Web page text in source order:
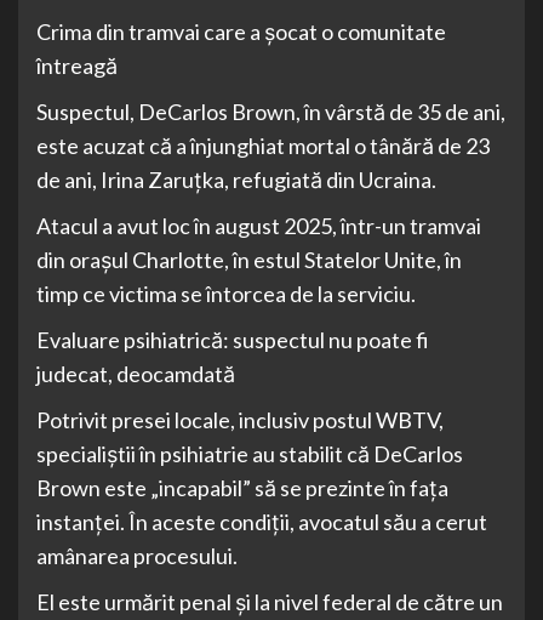
Crima din tramvai care a șocat o comunitate
întreagă
Suspectul, DeCarlos Brown, în vârstă de 35 de ani,
este acuzat că a înjunghiat mortal o tânără de 23
de ani, Irina Zaruţka, refugiată din Ucraina.
Atacul a avut loc în august 2025, într-un tramvai
din orașul Charlotte, în estul Statelor Unite, în
timp ce victima se întorcea de la serviciu.
Evaluare psihiatrică: suspectul nu poate fi
judecat, deocamdată
Potrivit presei locale, inclusiv postul WBTV,
specialiștii în psihiatrie au stabilit că DeCarlos
Brown este „incapabil” să se prezinte în fața
instanței. În aceste condiții, avocatul său a cerut
amânarea procesului.
El este urmărit penal şi la nivel federal de către un